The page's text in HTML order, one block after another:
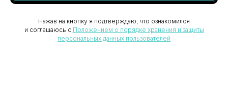
Нажав на кнопку я подтверждаю, что ознакомился
и соглашаюсь с Положением о порядке хранения и защиты
персональных данных пользователей
Ваш надежный партнер